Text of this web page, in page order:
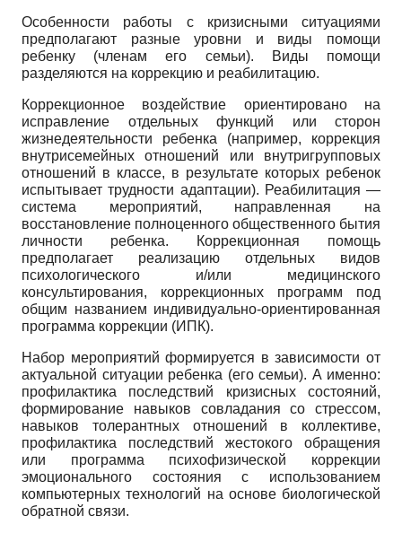
Особенности работы с кризисными ситуациями
предполагают разные уровни и виды помощи
ребенку (членам его семьи). Виды помощи
разделяются на коррекцию и реабилитацию.
Коррекционное воздействие ориентировано на
исправление отдельных функций или сторон
жизнедеятельности ребенка (например, коррекция
внутрисе­мейных отношений или внутригрупповых
отношений в классе, в результате которых ребенок
испытывает трудности адаптации). Реабилитация —
система мероприятий, направленная на
восстановление полноценного общественного бытия
личности ребенка. Коррекционная помощь
предполагает реализацию отдельных видов
психологического и/или медицинского
консультирования, коррекционных программ под
общим названием индивидуально-ориентированная
программа коррекции (ИПК).
Набор мероприятий формируется в зависимости от
актуальной ситуации ребенка (его семьи). А именно:
профилактика последствий кризисных состояний,
формирование навыков совладания со стрессом,
навыков толерантных отношений в коллективе,
профилактика последствий жестокого обращения
или программа психофизической коррекции
эмоционального состояния с использованием
компьютерных технологий на основе биологической
обратной связи.